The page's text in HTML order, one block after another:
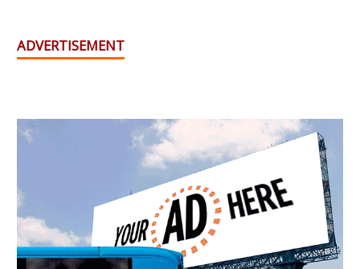
ADVERTISEMENT